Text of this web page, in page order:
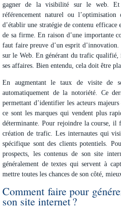
gagner de la visibilité sur le web.
référencement naturel ou
d’établir une stratégie de contenu efficace
de sa firme. En raison d’une importante
faut faire preuve d’un esprit
sur le Web. En générant du trafic
ses affaires. Bien entendu, cela doit être
En augmentant le taux de visite de
automatiquement de la notoriété. Ce
permettant d’identifier les acteurs
ce sont les marques qui vendent plus
déterminante. Pour rejoindre la course, il
création de trafic. Les internautes qui
spécifique sont des clients potentiels.
prospects, les contenus de son site
généralement de textes qui servent à
mettre toutes les chances de son côté,
Comment faire pour
son site internet ?